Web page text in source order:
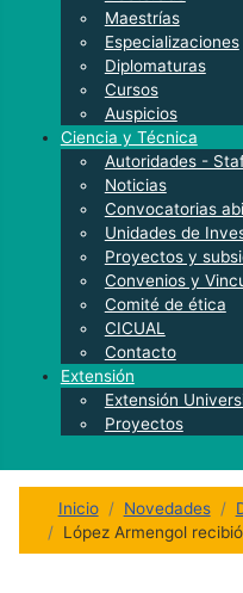
Maestrías
Especializaciones
Diplomaturas
Cursos
Auspicios
Ciencia y Técnica
Autoridades -
Noticias
Convocatorias
Unidades de
Proyectos y
Convenios y
Comité de ética
CICUAL
Contacto
Extensión
Extensión
Proyectos
Inicio Novedades
López Armengol